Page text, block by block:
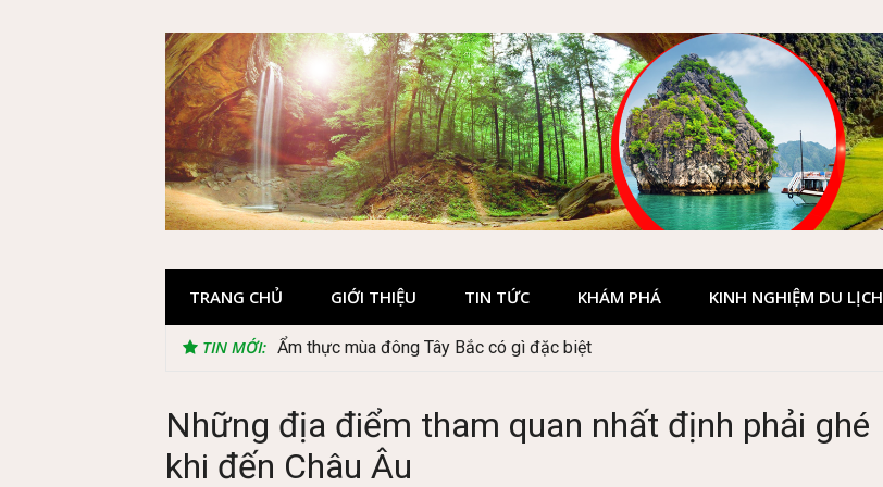
TRANG CHỦ GIỚI THIỆU TIN TỨC KHÁM PHÁ KINH NGHIỆM DU LỊCH
TIN MỚI: Lễ 2/9 có phải mùa du lịch Hà Giang đẹp không?
Những địa điểm tham quan nhất định phải ghé
khi đến Châu Âu